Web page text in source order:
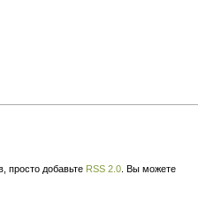
просто добавьте RSS 2.0 . Вы можете